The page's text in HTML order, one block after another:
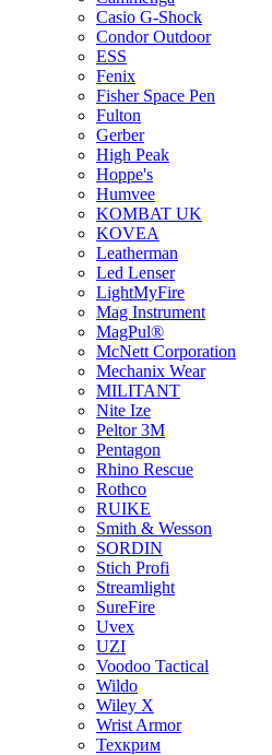
Casio G-Shock
Condor Outdoor
ESS
Fenix
Fisher Space Pen
Fulton
Gerber
High Peak
Hoppe's
Humvee
KOMBAT UK
KOVEA
Leatherman
Led Lenser
LightMyFire
Mag Instrument
MagPul®
McNett Corporation
Mechanix Wear
MILITANT
Nite Ize
Peltor 3M
Pentagon
Rhino Rescue
Rothco
RUIKE
Smith & Wesson
SORDIN
Stich Profi
Streamlight
SureFire
Uvex
UZI
Voodoo Tactical
Wildo
Wiley X
Wrist Armor
Техкрим